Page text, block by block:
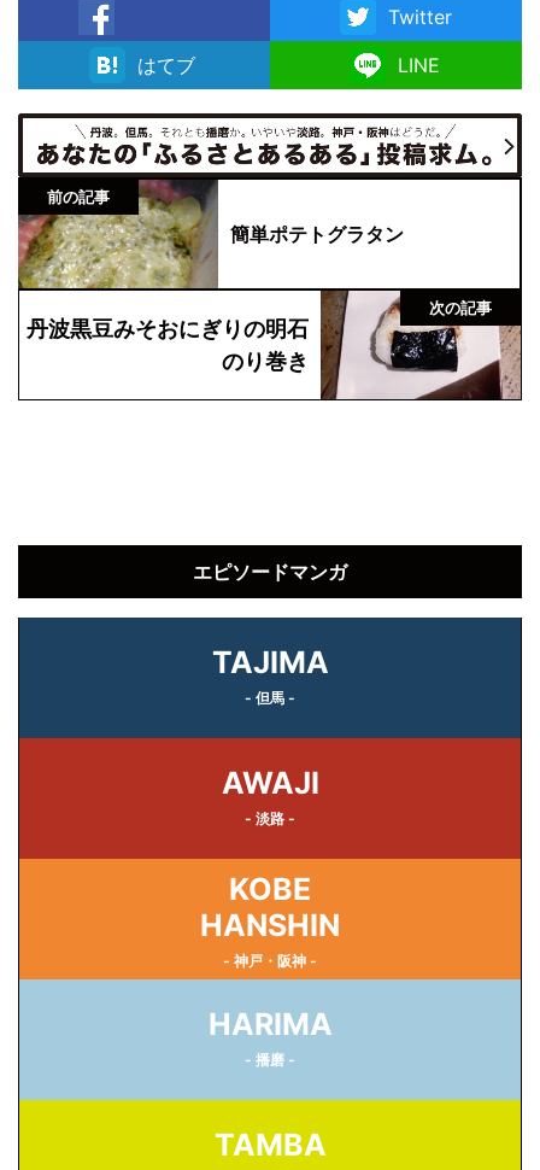
facebook
Twitter
はてブ
LINE
前の記事
簡単ポテトグラタン
次の記事
丹波黒豆みそおにぎりの明石
のり巻き
エピソードマンガ
TAJIMA
- 但馬 -
AWAJI
- 淡路 -
KOBE
HANSHIN
- 神戸・阪神 -
HARIMA
- 播磨 -
TAMBA